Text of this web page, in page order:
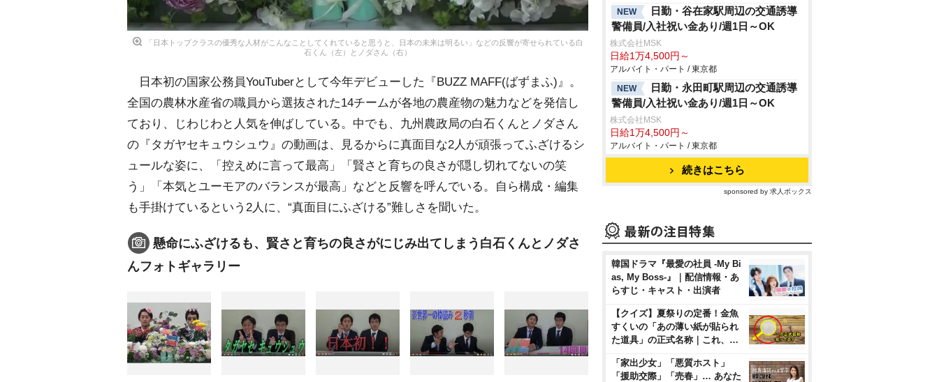
「日本トップクラスの優秀な人材がこんなことしてくれていると思うと、日本の未来は明るい」などの反響が寄せられている白
石くん（左）とノダさん（右）
日本初の国家公務員YouTuberとして今年デビューした『BUZZ MAFF(ばずまふ)』。
全国の農林水産省の職員から選抜された14チームが各地の農産物の魅力などを発信し
ており、じわじわと人気を伸ばしている。中でも、九州農政局の白石くんとノダさん
の『タガヤセキュウシュウ』の動画は、見るからに真面目な2人が頑張ってふざけるシ
ュールな姿に、「控えめに言って最高」「賢さと育ちの良さが隠し切れてないの笑
う」「本気とユーモアのバランスが最高」などと反響を呼んでいる。自ら構成・編集
も手掛けているという2人に、“真面目にふざける”難しさを聞いた。
懸命にふざけるも、賢さと育ちの良さがにじみ出てしまう白石くんとノダさ
んフォトギャラリー
NEW
日勤・谷在家駅周辺の交通誘導
警備員/入社祝い金あり/週1日～OK
株式会社MSK
日給1万4,500円～
アルバイト・パート / 東京都
NEW
日勤・永田町駅周辺の交通誘導
警備員/入社祝い金あり/週1日～OK
株式会社MSK
日給1万4,500円～
アルバイト・パート / 東京都
続きはこちら
sponsored by 求人ボックス
韓国ドラマ『最愛の社員 -My Bi
as, My Boss-』｜配信情報・あ
らすじ・キャスト・出演者
【クイズ】夏祭りの定番！金魚
すくいの「あの薄い紙が貼られ
た道具」の正式名称｜これ、…
「家出少女」「悪質ホスト」
「援助交際」「売春」… あなた